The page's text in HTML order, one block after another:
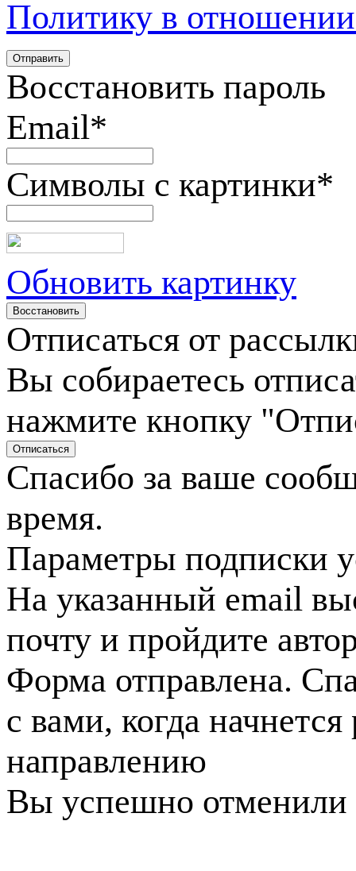
Политику в
Восстановить пароль
Email*
Символы с картинки*
Обновить картинку
Отписаться от
Вы собираетесь
нажмите кнопку
Спасибо за ваше
время.
Параметры подписки
На указанный email
почту и пройдите
Форма отправлена.
с вами, когда
направлению
Вы успешно отменили